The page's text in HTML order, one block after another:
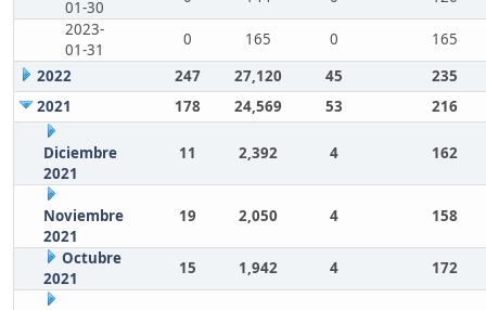
01-30
2023-
01-31
0 165 0
165
2022
247 27,120 45
235
2021
178 24,569 53 216
Diciembre
2021
11 2,392 4 162
Noviembre
2021
19 2,050 4 158
Octubre
2021
15 1,942 4 172